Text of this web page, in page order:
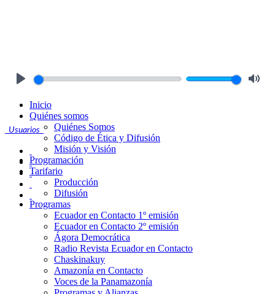
Usuarios
Inicio
Quiénes somos
Quiénes Somos
Código de Ética y Difusión
Misión y Visión
Programación
Tarifario
Producción
Difusión
Programas
Ecuador en Contacto 1º emisión
Ecuador en Contacto 2º emisión
Ágora Democrática
Radio Revista Ecuador en Contacto
Chaskinakuy
Amazonía en Contacto
Voces de la Panamazonía